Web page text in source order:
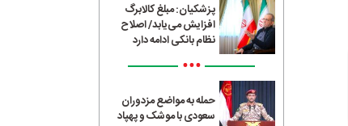
پزشکیان: مبلغ کالابرگ
افزایش می‌یابد/ اصلاح
نظام بانکی ادامه دارد
•••
حمله به مواضع مزدوران
سعودی با موشک و پهپاد